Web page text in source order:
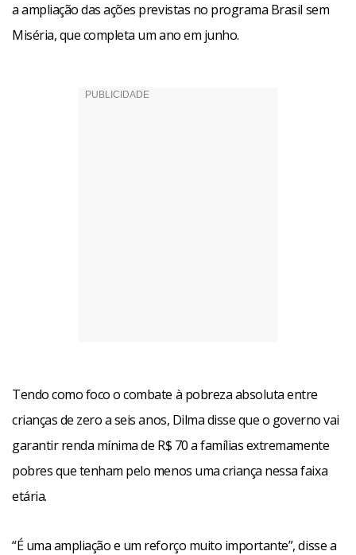
a ampliação das ações previstas no programa Brasil sem
Miséria, que completa um ano em junho.
Tendo como foco o combate à pobreza absoluta entre
crianças de zero a seis anos, Dilma disse que o governo vai
garantir renda mínima de R$ 70 a famílias extremamente
pobres que tenham pelo menos uma criança nessa faixa
etária.
“É uma ampliação e um reforço muito importante”, disse a